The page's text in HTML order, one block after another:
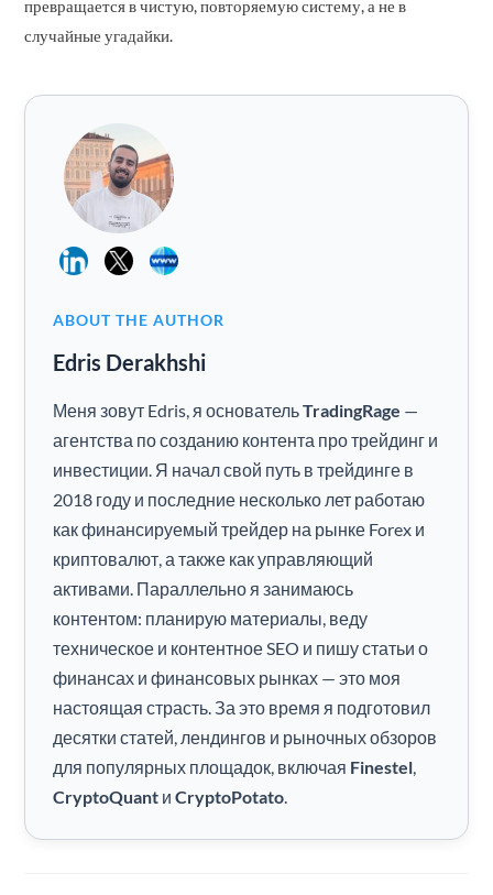
превращается в чистую, повторяемую систему, а не в
случайные угадайки.
ABOUT THE AUTHOR
Edris Derakhshi
Меня зовут Edris, я основательTradingRage —
агентства по созданию контента про трейдинг и
инвестиции. Я начал свой путь в трейдинге в
2018 году и последние несколько лет работаю
как финансируемый трейдер на рынке Forex и
криптовалют, а также как управляющий
активами. Параллельно я занимаюсь
контентом: планирую материалы, веду
техническое и контентное SEO и пишу статьи о
финансах и финансовых рынках — это моя
настоящая страсть. За это время я подготовил
десятки статей, лендингов и рыночных обзоров
для популярных площадок, включая Finestel
CryptoQuant иCryptoPotato